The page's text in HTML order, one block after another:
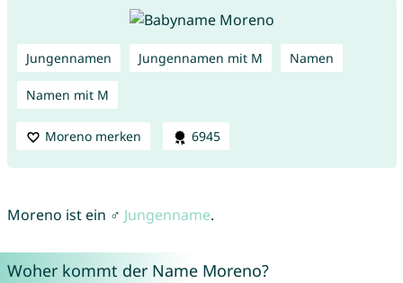
Jungennamen Jungennamen mit M Namen
Namen mit M
Moreno merken 6945
Moreno ist ein ♂ Jungenname.
Woher kommt der Name Moreno?